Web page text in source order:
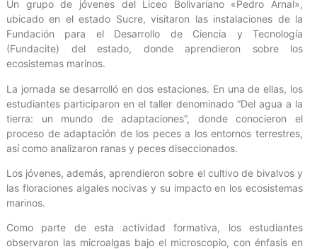
Un grupo de jóvenes del Liceo Bolivariano «Pedro Arnal»,
ubicado en el estado Sucre, visitaron las instalaciones de la
Fundación para el Desarrollo de Ciencia y Tecnología
(Fundacite) del estado, donde aprendieron sobre los
ecosistemas marinos.
La jornada se desarrolló en dos estaciones. En una de ellas, los
estudiantes participaron en el taller denominado “Del agua a la
tierra: un mundo de adaptaciones”, donde conocieron el
proceso de adaptación de los peces a los entornos terrestres,
así como analizaron ranas y peces diseccionados.
Los jóvenes, además, aprendieron sobre el cultivo de bivalvos y
las floraciones algales nocivas y su impacto en los ecosistemas
marinos.
Como parte de esta actividad formativa, los estudiantes
observaron las microalgas bajo el microscopio, con énfasis en